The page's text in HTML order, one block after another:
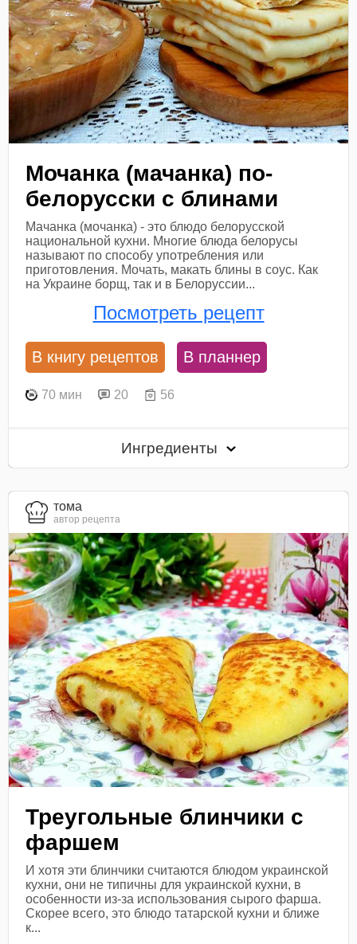
Мочанка (мачанка) по-
белорусски с блинами
Мачанка (мочанка) - это блюдо белорусской
национальной кухни. Многие блюда белорусы
называют по способу употребления или
приготовления. Мочать, макать блины в соус. Как
на Украине борщ, так и в Белоруссии...
Посмотреть рецепт
В книгу рецептов В планнер
70 мин 20 56
Ингредиенты
тома
автор рецепта
Треугольные блинчики с
фаршем
И хотя эти блинчики считаются блюдом украинской
кухни, они не типичны для украинской кухни, в
особенности из-за использования сырого фарша.
Скорее всего, это блюдо татарской кухни и ближе
к...